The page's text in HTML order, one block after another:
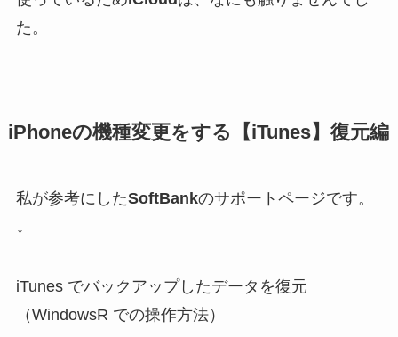
た。
iPhoneの機種変更をする【iTunes】復元編
私が参考にしたSoftBankのサポートページです。
↓
iTunes でバックアップしたデータを復元
（WindowsR での操作方法）